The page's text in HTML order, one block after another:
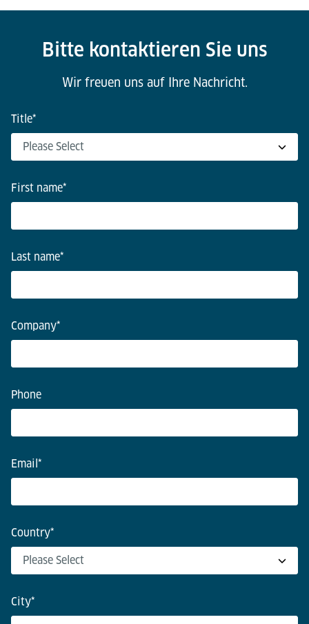
Bitte kontaktieren Sie uns
Wir freuen uns auf Ihre Nachricht.
Title*
First name*
Last name*
Company*
Phone
Email *
Country*
City*